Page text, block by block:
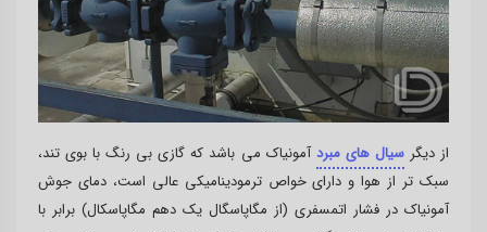
از دیگرسیال های مبردآمونیاک می باشد که گازی بی رنگ با بوی تند،
سبک تر از هوا و دارای خواص ترمودینامیکی عالی است، دمای جوش
آمونیاک در فشار اتمسفری (از مگاپاسگال یک دهم مگاپاسکال) برابر با